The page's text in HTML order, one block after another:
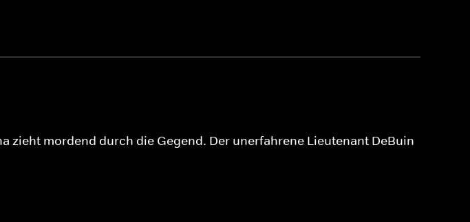
mordend durch die Gegend. Der unerfahrene Lieutenant DeBuin